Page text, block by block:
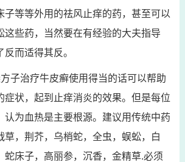
子等等外用的祛风止痒的药，甚至可以
这些药，当然要在有经验的大夫指导
而适得其反。
子治疗牛皮癣使用得当的话可以帮助
症状，起到止痒消炎的效果。但是每位
认为血热是主要根源。建议用传统中药
草，荆芥，乌梢蛇，全虫，蜈蚣，白
蛇床子，高丽参，沉香，金精草.必须